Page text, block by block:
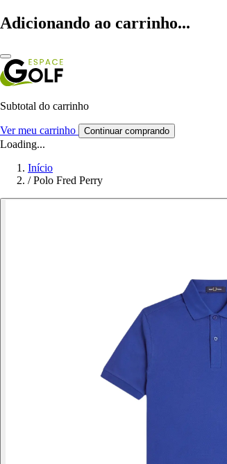
Adicionando ao carrinho...
Subtotal do carrinho
Ver meu carrinho Continuar comprando
Loading...
Início
/ Polo Fred Perry